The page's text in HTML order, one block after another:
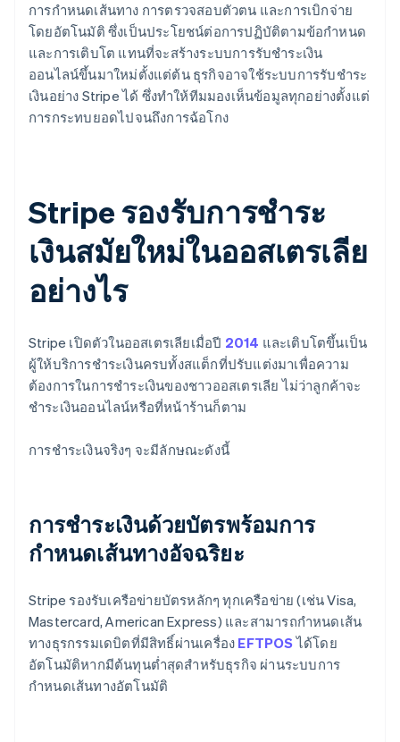
การกำหนดเส้นทาง การตรวจสอบตัวตน และการเบิกจ่าย
โดยอัตโนมัติ ซึ่งเป็นประโยชน์ต่อการปฏิบัติตามข้อกำหนด
และการเติบโต แทนที่จะสร้างระบบการรับชำระเงิน
ออนไลน์ขึ้นมาใหม่ตั้งแต่ต้น ธุรกิจอาจใช้ระบบการรับชำระ
เงินอย่าง Stripe ได้ ซึ่งทำให้ทีมมองเห็นข้อมูลทุกอย่างตั้งแต่
การกระทบยอดไปจนถึงการฉ้อโกง
Stripe รองรับการชำระ
เงินสมัยใหม่ในออสเตรเลีย
อย่างไร
Stripe เปิดตัวในออสเตรเลียเมื่อปี 2014 และเติบโตขึ้นเป็น
ผู้ให้บริการชำระเงินครบทั้งสแต็กที่ปรับแต่งมาเพื่อความ
ต้องการในการชำระเงินของชาวออสเตรเลีย ไม่ว่าลูกค้าจะ
ชำระเงินออนไลน์หรือที่หน้าร้านก็ตาม
การชำระเงินจริงๆ จะมีลักษณะดังนี้
การชำระเงินด้วยบัตรพร้อมการ
กำหนดเส้นทางอัจฉริยะ
Stripe รองรับเครือข่ายบัตรหลักๆ ทุกเครือข่าย (เช่น Visa,
Mastercard, American Express) และสามารถกำหนดเส้น
ทางธุรกรรมเดบิตที่มีสิทธิ์ผ่านเครื่อง EFTPOSได้โดย
อัตโนมัติหากมีต้นทุนต่ำสุดสำหรับธุรกิจ ผ่านระบบการ
กำหนดเส้นทางอัตโนมัติ